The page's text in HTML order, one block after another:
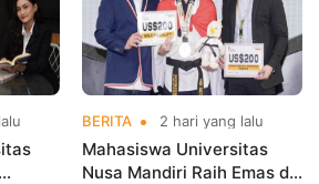
BERITA 2 hari yang lalu
Mahasiswa Universitas
Nusa Mandiri Raih Emas di